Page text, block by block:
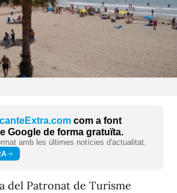
com a font
Google de forma gratuïta.
amb les últimes notícies d'actualitat.
del Patronat de Turisme